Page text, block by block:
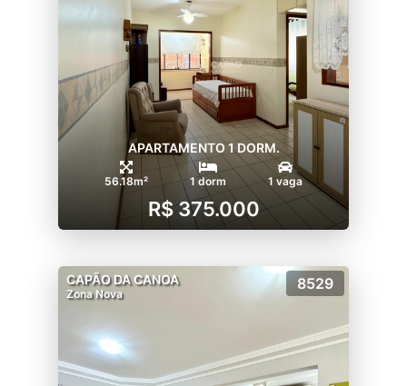
APARTAMENTO 1 DORM.
56.18m² 1 dorm 1 vaga
R$ 375.000
CAPÃO DA CANOA
Zona Nova
8529